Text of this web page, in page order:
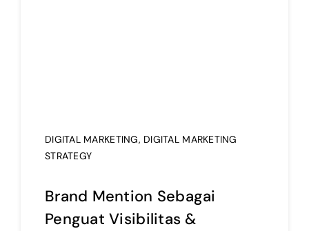
DIGITAL MARKETING, DIGITAL MARKETING
STRATEGY
Brand Mention Sebagai
Penguat Visibilitas &